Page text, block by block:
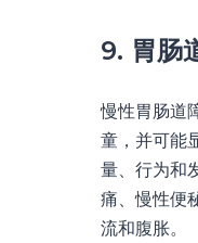
9. 胃肠
慢性胃肠道
童，并可能
量、行为和
痛、慢性便
流和腹胀。